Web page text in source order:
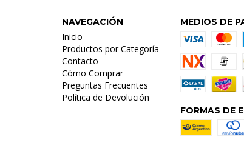
NAVEGACIÓN
Inicio
Productos por Categoría
Contacto
Cómo Comprar
Preguntas Frecuentes
Política de Devolución
MEDIOS DE
FORMAS DE